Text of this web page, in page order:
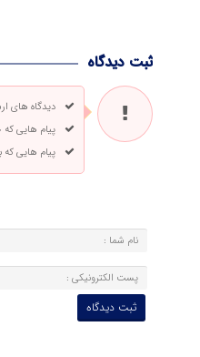
ثبت دیدگاه
دیدگاه های
پیام هایی
پیام هایی که